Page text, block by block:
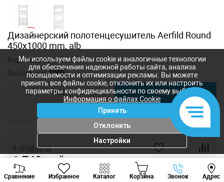
Дизайнерский полотенцесушитель Aerfild Round
450x1000 mm, alb
Код товара:ADRBR4510
Высота, мм:1000
800 1000
1 998лей
1 748лей
Сравнение Избранное Каталог Корзина Звонок Адрес
Viber Whatsapp
Мы используем файлы cookie и аналогичные технологии
для обеспечения надежной работы сайта, анализа
посещаемости и оптимизации рекламы. Вы можете
принять все файлы cookie, отклонить их или настроить
параметры конфиденциальности по своему выбору.
Информация о файлах Cookie
Принять
Отклонить
Настройки